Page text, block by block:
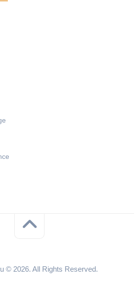
© 2026. All Rights Reserved.